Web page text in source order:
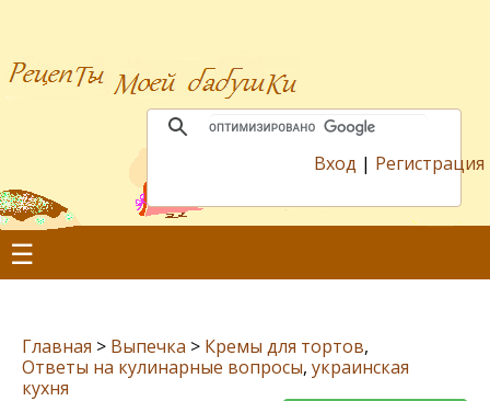
Вход | Регистрация
☰
Главная > Выпечка > Кремы для тортов,
Ответы на кулинарные вопросы, украинская
кухня